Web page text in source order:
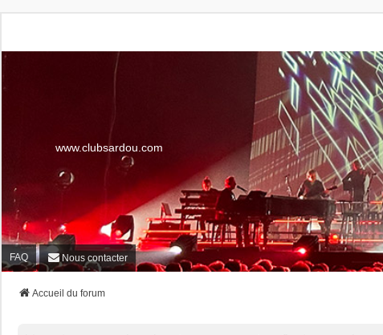
www.clubsardou.com
FAQ Nous contacter
Accueil du forum